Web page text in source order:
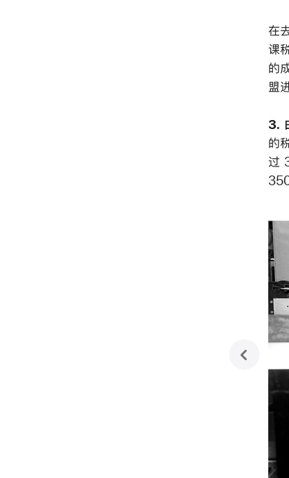
在
课
的
盟
3.
的
过